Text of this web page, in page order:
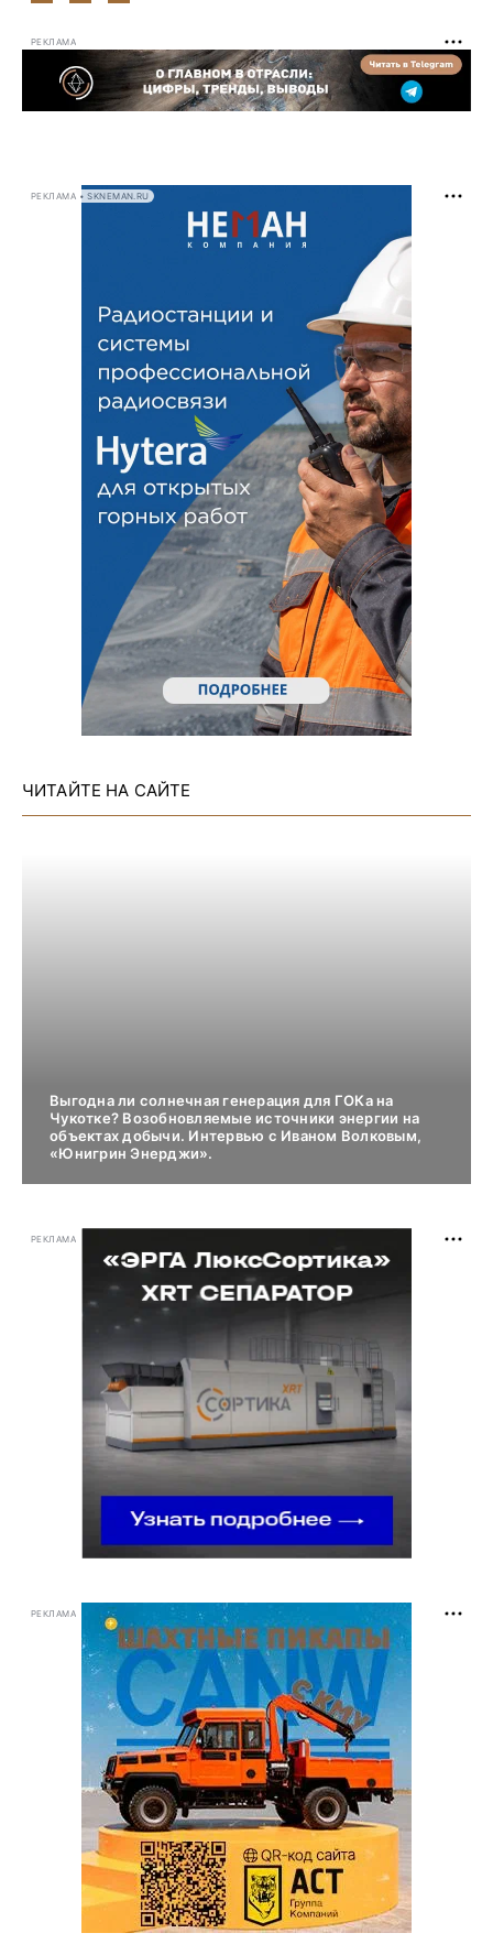
РЕКЛАМА
РЕКЛАМА • SKNEMAN.RU
ЧИТАЙТЕ НА САЙТЕ
Выгодна ли солнечная генерация для ГОКа на
Чукотке? Возобновляемые источники энергии на
объектах добычи. Интервью с Иваном Волковым,
«Юнигрин Энерджи».
РЕКЛАМА
РЕКЛАМА